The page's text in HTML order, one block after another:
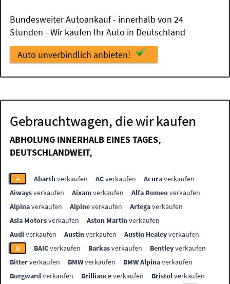
Bundesweiter Autoankauf - innerhalb von 24
Stunden - Wir kaufen Ihr Auto in Deutschland
Auto unverbindlich anbieten!
Gebrauchtwagen, die wir kaufen
ABHOLUNG INNERHALB EINES TAGES,
DEUTSCHLANDWEIT,
A Abarthverkaufen ACverkaufen Acuraverkaufen
Aiwaysverkaufen Aixamverkaufen Alfa Romeoverkaufen
Alpinaverkaufen Alpineverkaufen Artegaverkaufen
Asia Motorsverkaufen Aston Martinverkaufen
Audi verkaufen Austinverkaufen Austin Healeyverkaufen
B
BAICverkaufen Barkasverkaufen Bentleyverkaufen
Bitterverkaufen BMWverkaufen BMW Alpinaverkaufen
Borgwardverkaufen Brillianceverkaufen Bristolverkaufen